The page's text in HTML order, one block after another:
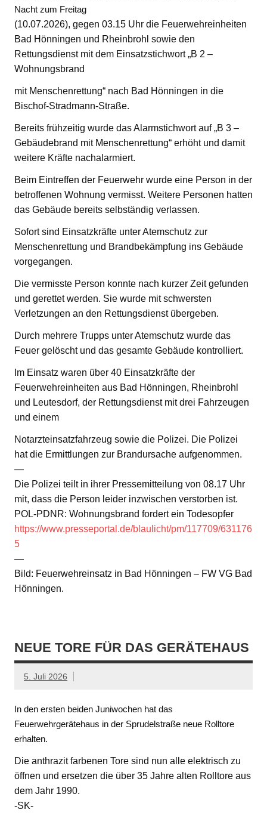
Nacht zum Freitag
(10.07.2026), gegen 03.15 Uhr die Feuerwehreinheiten
Bad Hönningen und Rheinbrohl sowie den
Rettungsdienst mit dem Einsatzstichwort „B 2 –
Wohnungsbrand
mit Menschenrettung“ nach Bad Hönningen in die
Bischof-Stradmann-Straße.
Bereits frühzeitig wurde das Alarmstichwort auf „B 3 –
Gebäudebrand mit Menschenrettung“ erhöht und damit
weitere Kräfte nachalarmiert.
Beim Eintreffen der Feuerwehr wurde eine Person in der
betroffenen Wohnung vermisst. Weitere Personen hatten
das Gebäude bereits selbständig verlassen.
Sofort sind Einsatzkräfte unter Atemschutz zur
Menschenrettung und Brandbekämpfung ins Gebäude
vorgegangen.
Die vermisste Person konnte nach kurzer Zeit gefunden
und gerettet werden. Sie wurde mit schwersten
Verletzungen an den Rettungsdienst übergeben.
Durch mehrere Trupps unter Atemschutz wurde das
Feuer gelöscht und das gesamte Gebäude kontrolliert.
Im Einsatz waren über 40 Einsatzkräfte der
Feuerwehreinheiten aus Bad Hönningen, Rheinbrohl
und Leutesdorf, der Rettungsdienst mit drei Fahrzeugen
und einem
Notarzteinsatzfahrzeug sowie die Polizei. Die Polizei
hat die Ermittlungen zur Brandursache aufgenommen.
—
Die Polizei teilt in ihrer Pressemitteilung von 08.17 Uhr
mit, dass die Person leider inzwischen verstorben ist.
POL-PDNR: Wohnungsbrand fordert ein Todesopfer
https://www.presseportal.de/blaulicht/pm/117709/631176
5
—
Bild: Feuerwehreinsatz in Bad Hönningen – FW VG Bad
Hönningen.
NEUE TORE FÜR DAS GERÄTEHAUS
5. Juli 2026
In den ersten beiden Juniwochen hat das
Feuerwehrgerätehaus in der Sprudelstraße neue Rolltore
erhalten.
Die anthrazit farbenen Tore sind nun alle elektrisch zu
öffnen und ersetzen die über 35 Jahre alten Rolltore aus
dem Jahr 1990.
-SK-